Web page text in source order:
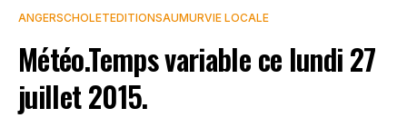
ANGERSCHOLETEDITIONSAUMURVIE LOCALE
Météo.Temps variable ce lundi 27
juillet 2015.